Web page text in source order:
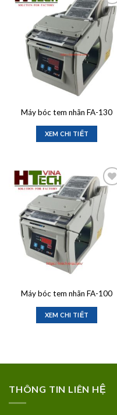
Add to
wishlist
Máy bóc tem nhãn FA-130
XEM CHI TIẾT
Add to
wishlist
Máy bóc tem nhãn FA-100
XEM CHI TIẾT
THÔNG TIN LIÊN HỆ